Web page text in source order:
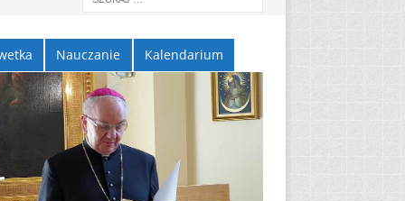
Nauczanie Kalendarium